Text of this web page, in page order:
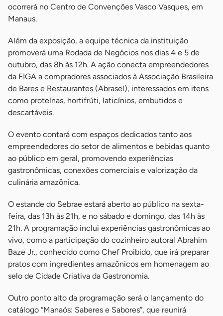
ocorrerá no Centro de Convenções Vasco Vasques, em
Manaus.
Além da exposição, a equipe técnica da instituição
promoverá uma Rodada de Negócios nos dias 4 e 5 de
outubro, das 8h às 12h. A ação conecta empreendedores
da FIGA a compradores associados à Associação Brasileira
de Bares e Restaurantes (Abrasel), interessados em itens
como proteínas, hortifrúti, laticínios, embutidos e
descartáveis.
O evento contará com espaços dedicados tanto aos
empreendedores do setor de alimentos e bebidas quanto
ao público em geral, promovendo experiências
gastronômicas, conexões comerciais e valorização da
culinária amazônica.
O estande do Sebrae estará aberto ao público na sexta-
feira, das 13h às 21h, e no sábado e domingo, das 14h às
21h. A programação inclui experiências gastronômicas ao
vivo, como a participação do cozinheiro autoral Abrahim
Baze Jr., conhecido como Chef Proibido, que irá preparar
pratos com ingredientes amazônicos em homenagem ao
selo de Cidade Criativa da Gastronomia.
Outro ponto alto da programação será o lançamento do
catálogo “Manaós: Saberes e Sabores”, que reunirá